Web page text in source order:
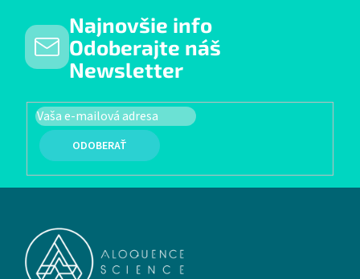
Najnovšie info
Odoberajte náš
Newsletter
PRIHLÁSIŤ SA